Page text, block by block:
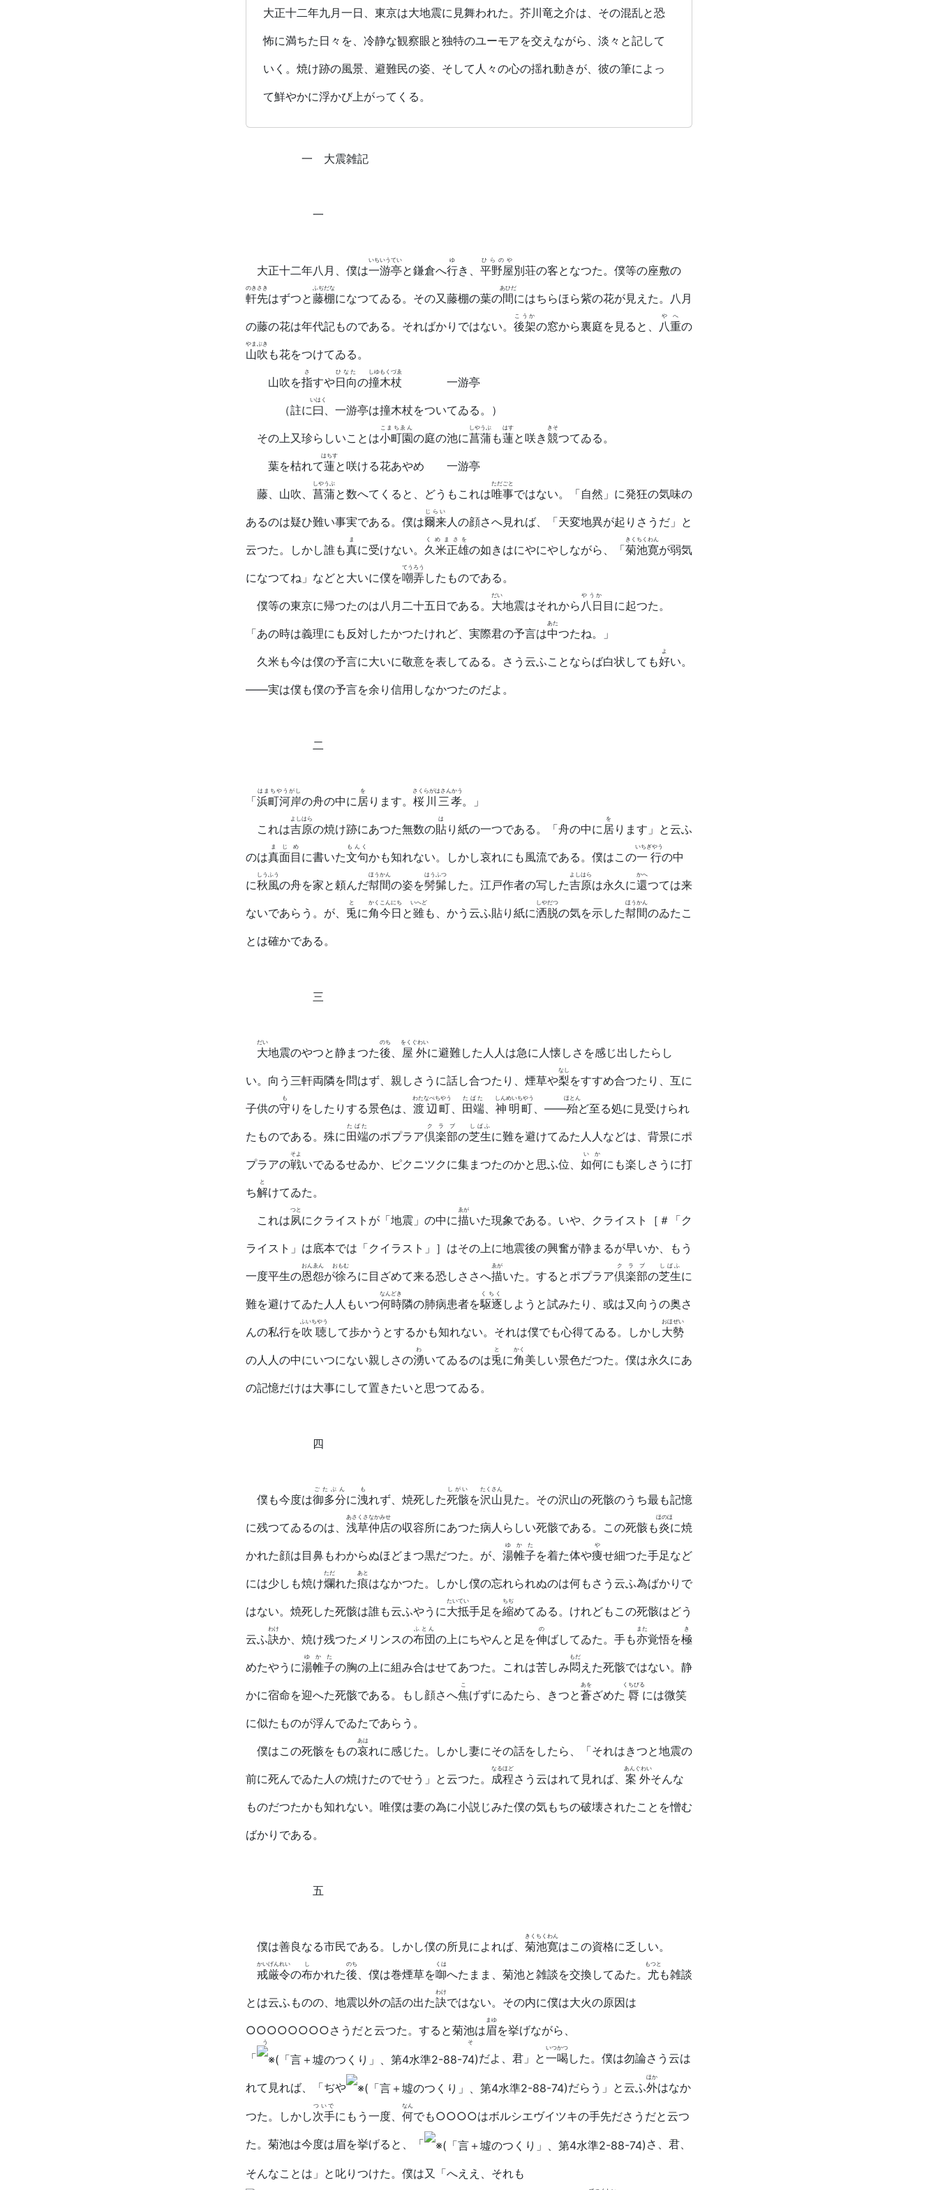
大正十二年九月一日、東京は大地震に見舞われた。芥川竜之介は、その混乱と恐
怖に満ちた日々を、冷静な観察眼と独特のユーモアを交えながら、淡々と記して
いく。焼け跡の風景、避難民の姿、そして人々の心の揺れ動きが、彼の筆によっ
て鮮やかに浮かび上がってくる。
一 大震雑記
一
大正十二年八月、僕は一游亭
いちいうてい
と鎌倉へ行
ゆ
き、 平野屋
ひらのや
別荘の客となつた。僕等の座敷の
軒先
のきさき
はずつと藤棚
ふぢだな
になつてゐる。その又藤棚の葉の間
あひだ
にはちらほら紫の花が見えた。八月
の藤の花は年代記ものである。そればかりではない。 後架
こうか
の窓から裏庭を見ると、 八重
やへ
の
山吹
やまぶき
も花をつけてゐる。
山吹を指
さ
すや日向
ひなた
の撞木杖
しゆもくづゑ
一游亭
（註に曰
いはく
、一游亭は撞木杖をついてゐる。）
その上又珍らしいことは小町園
こまちゑん
の庭の池に菖蒲
しやうぶ
も蓮
はす
と咲き競
きそ
つてゐる。
葉を枯れて蓮
はちす
と咲ける花あやめ 一游亭
藤、山吹、 菖蒲
しやうぶ
と数へてくると、どうもこれは唯事
ただごと
ではない。「自然」に発狂の気味の
あるのは疑ひ難い事実である。僕は爾来
じらい
人の顔さへ見れば、「天変地異が起りさうだ」と
云つた。しかし誰も真
ま
に受けない。 久米正雄
くめまさを
の如きはにやにやしながら、「菊池寛
きくちくわん
が弱気
になつてね」などと大いに僕を嘲弄
てうろう
したものである。
僕等の東京に帰つたのは八月二十五日である。 大
だい
地震はそれから 八日
やうか
目に起つた。
「あの時は義理にも反対したかつたけれど、実際君の予言は中
あた
つたね。」
久米も今は僕の予言に大いに敬意を表してゐる。さう云ふことならば白状しても好
よ
い。
――実は僕も僕の予言を余り信用しなかつたのだよ。
二
「浜町河岸
はまちやうがし
の舟の中に居
を
ります。 桜川三孝
さくらがはさんかう
。」
これは吉原
よしはら
の焼け跡にあつた無数の貼
は
り紙の一つである。「舟の中に居
を
ります」と云ふ
のは真面目
まじめ
に書いた文句
もんく
かも知れない。しかし哀れにも風流である。僕はこの一行
いちぎやう
の中
に秋風
しうふう
の舟を家と頼んだ幇間
ほうかん
の姿を髣髴
はうふつ
した。江戸作者の写した吉原
よしはら
は永久に還
かへ
つては来
ないであらう。が、 兎
と
に角
かく
今日
こんにち
と雖
いへど
も、かう云ふ貼り紙に洒脱
しやだつ
の気を示した幇間
ほうかん
のゐたこ
とは確かである。
三
大
だい
地震のやつと静まつた後
のち
、 屋外
をくぐわい
に避難した人人は急に人懐しさを感じ出したらし
い。向う三軒両隣を問はず、親しさうに話し合つたり、煙草や梨
なし
をすすめ合つたり、互に
子供の守
も
りをしたりする景色は、 渡辺町
わたなべちやう
、 田端
たばた
、 神明町
しんめいちやう
、――殆
ほとん
ど至る処に見受けられ
たものである。殊に田端
たばた
のポプラア倶楽部
クラブ
の芝生
しばふ
に難を避けてゐた人人などは、背景にポ
プラアの戦
そよ
いでゐるせゐか、ピクニツクに集まつたのかと思ふ位、 如何
いか
にも楽しさうに打
ち解
と
けてゐた。
これは夙
つと
にクライストが「地震」の中に描
ゑが
いた現象である。いや、クライスト
［＃「ク
ライスト」は底本では「クイラスト」］ はその上に地震後の興奮が静まるが早いか、もう
一度平生の恩怨
おんゑん
が徐
おもむ
ろに目ざめて来る恐しささへ描
ゑが
いた。するとポプラア倶楽部
クラブ
の芝生
しばふ
に
難を避けてゐた人人もいつ何時
なんどき
隣の肺病患者を駆逐
くちく
しようと試みたり、或は又向うの奥さ
んの私行を吹聴
ふいちやう
して歩かうとするかも知れない。それは僕でも心得てゐる。しかし大勢
おほぜい
の人人の中にいつにない親しさの湧
わ
いてゐるのは兎
と
に角
かく
美しい景色だつた。僕は永久にあ
の記憶だけは大事にして置きたいと思つてゐる。
四
僕も今度は御多分
ごたぶん
に洩
も
れず、焼死した死骸
しがい
を沢山
たくさん
見た。その沢山の死骸のうち最も記憶
に残つてゐるのは、 浅草
あさくさ
仲店
なかみせ
の収容所にあつた病人らしい死骸である。この死骸も炎
ほのほ
に焼
かれた顔は目鼻もわからぬほどまつ黒だつた。が、 湯帷子
ゆかた
を着た体や痩
や
せ細つた手足など
には少しも焼け爛
ただ
れた痕
あと
はなかつた。しかし僕の忘れられぬのは何もさう云ふ為ばかりで
はない。焼死した死骸は誰も云ふやうに大抵
たいてい
手足を縮
ちぢ
めてゐる。けれどもこの死骸はどう
云ふ訣
わけ
か、焼け残つたメリンスの布団
ふとん
の上にちやんと足を伸
の
ばしてゐた。手も亦
また
覚悟を極
き
めたやうに湯帷子
ゆかた
の胸の上に組み合はせてあつた。これは苦しみ悶
もだ
えた死骸ではない。静
かに宿命を迎へた死骸である。もし顔さへ焦
こ
げずにゐたら、きつと蒼
あを
ざめた 脣
くちびる
には微笑
に似たものが浮んでゐたであらう。
僕はこの死骸をもの哀
あは
れに感じた。しかし妻にその話をしたら、「それはきつと地震の
前に死んでゐた人の焼けたのでせう」と云つた。 成程
なるほど
さう云はれて見れば、 案外
あんぐわい
そんな
ものだつたかも知れない。唯僕は妻の為に小説じみた僕の気もちの破壊されたことを憎む
ばかりである。
五
僕は善良なる市民である。しかし僕の所見によれば、 菊池寛
きくちくわん
はこの資格に乏しい。
戒厳令
かいげんれい
の布
し
かれた後
のち
、僕は巻煙草を啣
くは
へたまま、菊池と雑談を交換してゐた。 尤
もつと
も雑談
とは云ふものの、地震以外の話の出た訣
わけ
ではない。その内に僕は大火の原因は
○○○○○○○○さうだと云つた。すると菊池は眉
まゆ
を挙げながら、
「
うそ
だよ、君」と一喝
いつかつ
した。僕は勿論さう云は
れて見れば、「ぢや だらう」と云ふ外
ほか
はなか
つた。しかし次手
ついで
にもう一度、 何
なん
でも○○○○はボルシエヴイツキの手先ださうだと云つ
た。菊池は今度は眉を挙げると、「
さ、君、
そんなことは」と叱りつけた。僕は又「へええ、それも